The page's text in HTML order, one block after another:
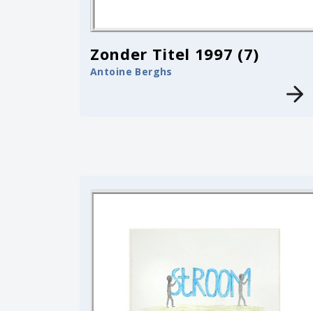
Zonder Titel 1997 (7)
Antoine Berghs